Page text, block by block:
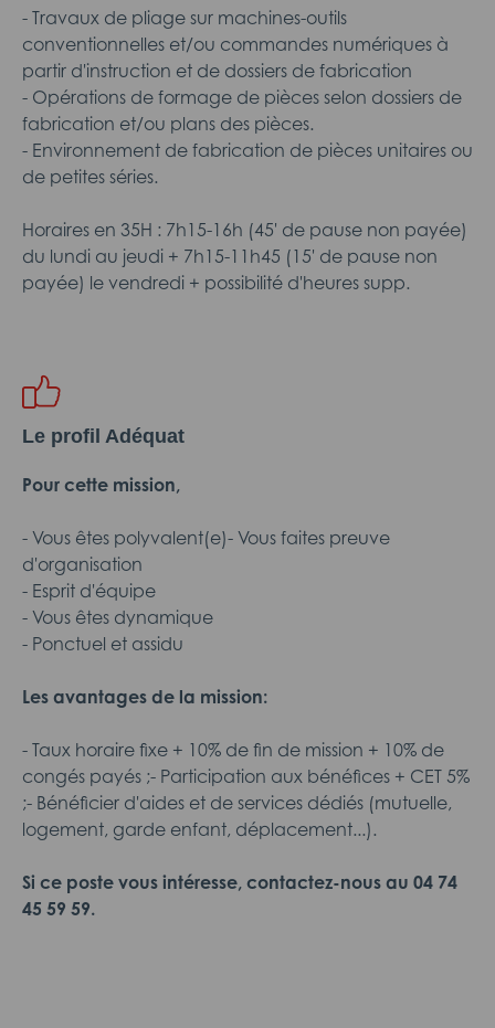
- Travaux de pliage sur machines-outils
conventionnelles et/ou commandes numériques à
partir d'instruction et de dossiers de fabrication
- Opérations de formage de pièces selon dossiers de
fabrication et/ou plans des pièces.
- Environnement de fabrication de pièces unitaires ou
de petites séries.
Horaires en 35H : 7h15-16h (45' de pause non payée)
du lundi au jeudi + 7h15-11h45 (15' de pause non
payée) le vendredi + possibilité d'heures supp.
Le profil Adéquat
Pour cette mission,
- Vous êtes polyvalent(e)- Vous faites preuve
d'organisation
- Esprit d'équipe
- Vous êtes dynamique
- Ponctuel et assidu
Les avantages de la mission:
- Taux horaire fixe + 10% de fin de mission + 10% de
congés payés ;- Participation aux bénéfices + CET 5%
;- Bénéficier d'aides et de services dédiés (mutuelle,
logement, garde enfant, déplacement...).
Si ce poste vous intéresse, contactez-nous au 04 74
45 59 59.